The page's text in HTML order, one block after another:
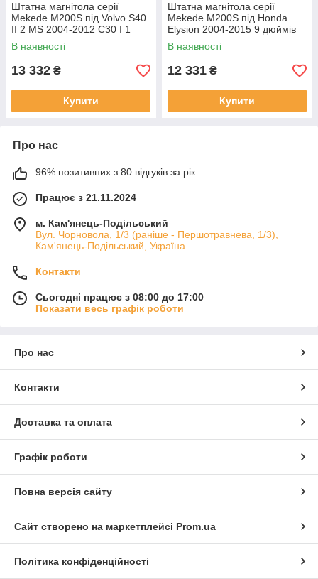
Штатна магнітола серії
Mekede M200S під Volvo S40
II 2 MS 2004-2012 C30 I 1
2006-2013 C70 II 2 2005-2013
(W2)
В наявності
13 332 ₴
Купити
Штатна магнітола серії
Mekede M200S під Honda
Elysion 2004-2015 9 дюймів
В наявності
12 331 ₴
Купити
Про нас
96% позитивних з 80 відгуків за рік
Працює з 21.11.2024
м. Кам'янець-Подільський
Вул. Чорновола, 1/3 (раніше - Першотравнева, 1/3),
Кам'янець-Подільський, Україна
Контакти
Сьогодні працює з 08:00 до 17:00
Показати весь графік роботи
Про нас
Контакти
Доставка та оплата
Графік роботи
Повна версія сайту
Сайт створено на маркетплейсі Prom.ua
Політика конфіденційності